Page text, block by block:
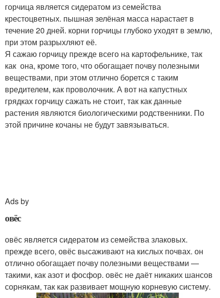
горчица является сидератом из семейства
крестоцветных. пышная зелёная масса нарастает в
течение 20 дней. корни горчицы глубоко уходят в землю,
при этом разрыхляют её.
Я сажаю горчицу прежде всего на картофельнике, так
как она, кроме того, что обогащает почву полезными
веществами, при этом отлично борется с таким
вредителем, как проволочник. А вот на капустных
грядках горчицу сажать не стоит, так как данные
растения являются биологическими родственники. По
этой причине кочаны не будут завязываться.
Ads by
овёс
овёс является сидератом из семейства злаковых.
прежде всего, овёс высаживают на кислых почвах. он
отлично обогащает почву полезными веществами —
такими, как азот и фосфор. овёс не даёт никаких шансов
сорнякам, так как развивает мощную корневую систему.